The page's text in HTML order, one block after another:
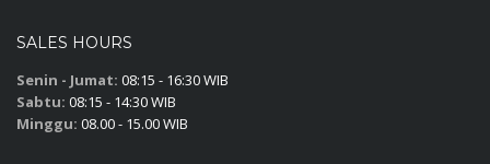
SALES HOURS
Senin - Jumat: 08:15 - 16:30 WIB
Sabtu: 08:15 - 14:30 WIB
Minggu: 08.00 - 15.00 WIB